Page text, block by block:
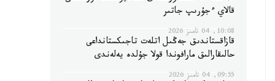
قالاي ءجۇرىپ جاتىر
10:08, 04 تامىز 2026
قازاقستاندىق جەڭىل اتلەت تاجىكستانداعى
حالىقارالىق مارافوندا قولا جۇلدە يەلەندى
09:55, 04 تامىز 2026